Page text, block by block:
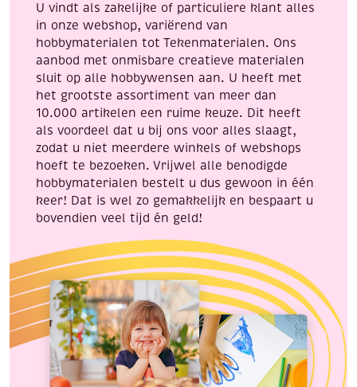
aantal
U vindt als zakelijke of particuliere klant alles
in onze webshop, variërend van
hobbymaterialen tot Tekenmaterialen. Ons
aanbod met onmisbare creatieve materialen
sluit op alle hobbywensen aan. U heeft met
het grootste assortiment van meer dan
10.000 artikelen een ruime keuze. Dit heeft
als voordeel dat u bij ons voor alles slaagt,
zodat u niet meerdere winkels of webshops
hoeft te bezoeken. Vrijwel alle benodigde
hobbymaterialen bestelt u dus gewoon in één
keer! Dat is wel zo gemakkelijk en bespaart u
bovendien veel tijd én geld!